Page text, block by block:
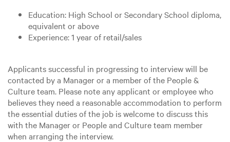
Education: High School or Secondary School diploma,
equivalent or above
Experience: 1 year of retail/sales
Applicants successful in progressing to interview will be
contacted by a Manager or a member of the People &
Culture team. Please note any applicant or employee who
believes they need a reasonable accommodation to perform
the essential duties of the job is welcome to discuss this
with the Manager or People and Culture team member
when arranging the interview.